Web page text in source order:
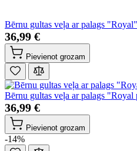
Bērnu gultas veļa ar palags
36,99 €
Pievienot grozam
Bērnu gultas veļa ar palags
36,99 €
Pievienot grozam
-14%